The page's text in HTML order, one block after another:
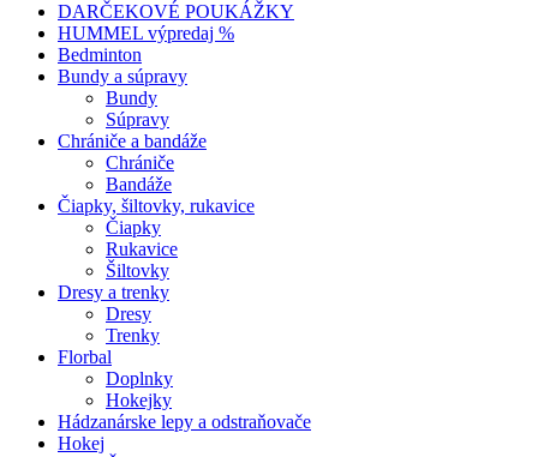
DARČEKOVÉ POUKÁŽKY
HUMMEL výpredaj %
Bedminton
Bundy a súpravy
Bundy
Súpravy
Chrániče a bandáže
Chrániče
Bandáže
Čiapky, šiltovky, rukavice
Čiapky
Rukavice
Šiltovky
Dresy a trenky
Dresy
Trenky
Florbal
Doplnky
Hokejky
Hádzanárske lepy a odstraňovače
Hokej